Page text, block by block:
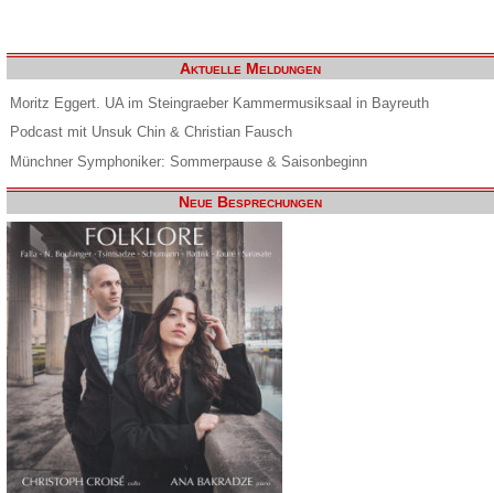
Aktuelle Meldungen
Moritz Eggert. UA im Steingraeber Kammermusiksaal in Bayreuth
Podcast mit Unsuk Chin & Christian Fausch
Münchner Symphoniker: Sommerpause & Saisonbeginn
Neue Besprechungen